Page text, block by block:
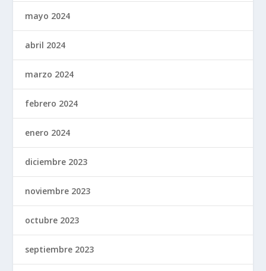
mayo 2024
abril 2024
marzo 2024
febrero 2024
enero 2024
diciembre 2023
noviembre 2023
octubre 2023
septiembre 2023